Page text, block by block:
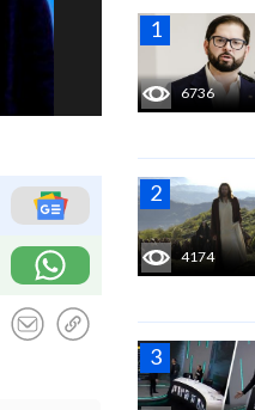
6736
4174